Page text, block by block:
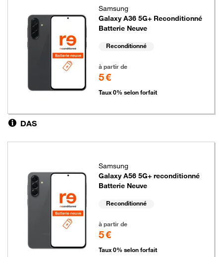
Samsung
Galaxy A36 5G+ Reconditionné
Batterie Neuve
Reconditionné
à partir de
5 €
Taux 0% selon forfait
DAS
Samsung
Galaxy A56 5G+ reconditionné
Batterie Neuve
Reconditionné
à partir de
5 €
Taux 0% selon forfait